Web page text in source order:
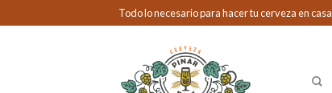
Todo lo necesario para hacer tu cerveza en casa